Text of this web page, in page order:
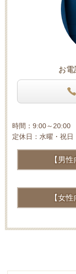
お電
時間：9:00～20:00
定休日：水曜・祝日
【男
【女